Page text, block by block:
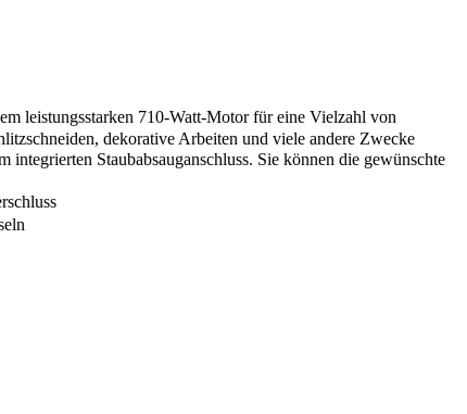
leistungsstarken 710-Watt-Motor für eine Vielzahl von
dekorative Arbeiten und viele andere Zwecke
integrierten Staubabsauganschluss. Sie können die gewünschte